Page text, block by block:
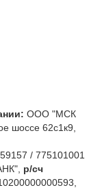
ООО "МСК
шоссе 62с1к9,
/ 775101001
р/сч